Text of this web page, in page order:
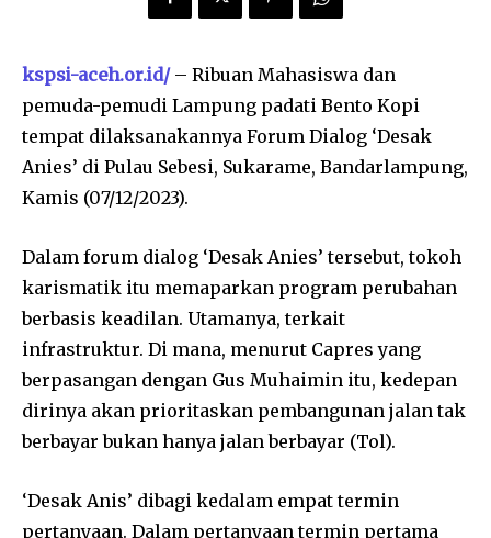
kspsi-aceh.or.id/– Ribuan Mahasiswa dan
pemuda-pemudi Lampung padati Bento Kopi
tempat dilaksanakannya Forum Dialog ‘Desak
Anies’ di Pulau Sebesi, Sukarame, Bandarlampung,
Kamis (07/12/2023).
Dalam forum dialog ‘Desak Anies’ tersebut, tokoh
karismatik itu memaparkan program perubahan
berbasis keadilan. Utamanya, terkait
infrastruktur. Di mana, menurut Capres yang
berpasangan dengan Gus Muhaimin itu, kedepan
dirinya akan prioritaskan pembangunan jalan tak
berbayar bukan hanya jalan berbayar (Tol).
‘Desak Anis’ dibagi kedalam empat termin
pertanyaan. Dalam pertanyaan termin pertama